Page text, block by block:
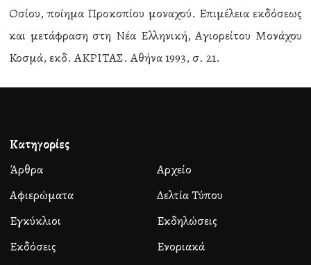
Οσίου, ποίημα Προκοπίου μοναχού. Επιμέλεια εκδόσεως
και μετάφραση στη Νέα Ελληνική, Αγιορείτου Μονάχου
Κοσμά, εκδ. ΑΚΡΙΤΑΣ. Αθήνα 1993, σ. 21.
Κατηγορίες
Άρθρα
Αρχείο
Αφιερώματα
Δελτία Τύπου
Εγκύκλιοι
Εκδηλώσεις
Εκδόσεις
Ενοριακά